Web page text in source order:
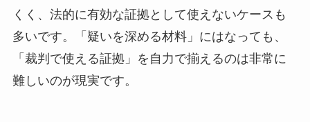
くく、法的に有効な証拠として使えないケースも
多いです。「疑いを深める材料」にはなっても、
「裁判で使える証拠」を自力で揃えるのは非常に
難しいのが現実です。